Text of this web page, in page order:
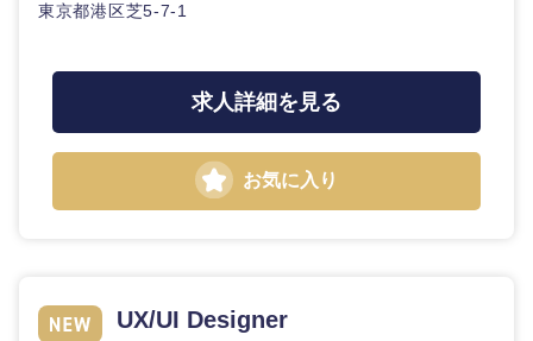
東海地方
愛知県 三重県
東京都港区芝5-7-1
求人詳細を見る
お気に入り
UX/UI Designer